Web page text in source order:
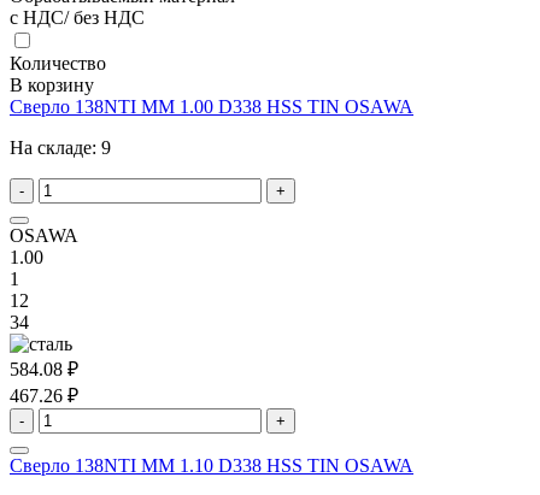
с НДС/ без НДС
Количество
В корзину
Сверло 138NTI MM 1.00 D338 HSS TIN OSAWA
На складе: 9
- +
OSAWA
1.00
1
12
34
584.08 ₽
467.26 ₽
- +
Сверло 138NTI MM 1.10 D338 HSS TIN OSAWA